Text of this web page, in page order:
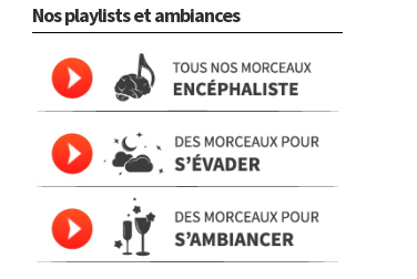
Nos playlists et ambiances